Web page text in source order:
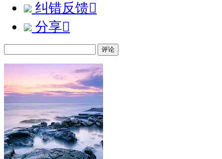
纠错反馈
分享
评论